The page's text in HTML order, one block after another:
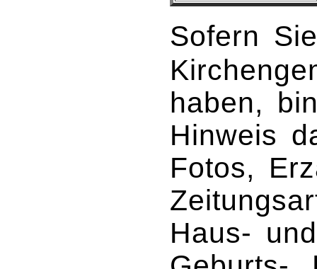
Sofern
haben,
Hinweis
Fotos,
Haus-